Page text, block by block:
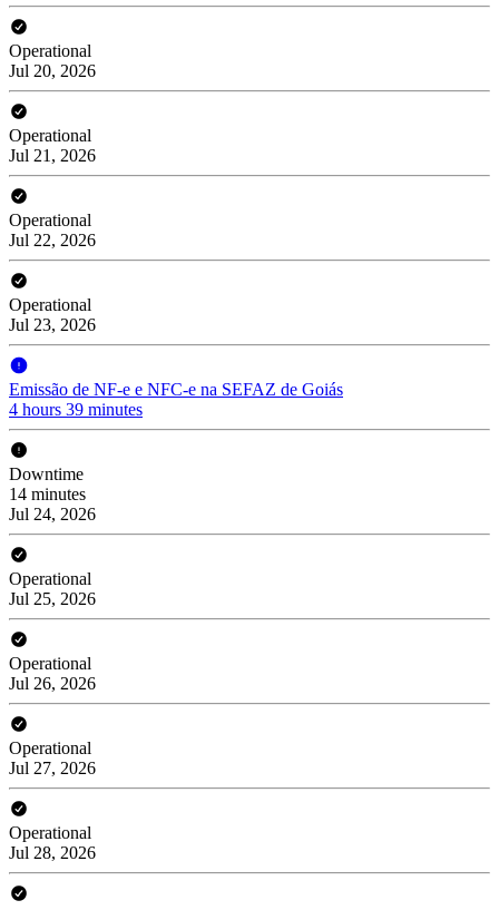
Operational
Jul 20, 2026
Operational
Jul 21, 2026
Operational
Jul 22, 2026
Operational
Jul 23, 2026
Emissão de NF-e e NFC-e na SEFAZ de Goiás
4 hours 39 minutes
Downtime
14 minutes
Jul 24, 2026
Operational
Jul 25, 2026
Operational
Jul 26, 2026
Operational
Jul 27, 2026
Operational
Jul 28, 2026